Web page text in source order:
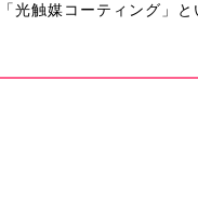
「光触媒コーティング」